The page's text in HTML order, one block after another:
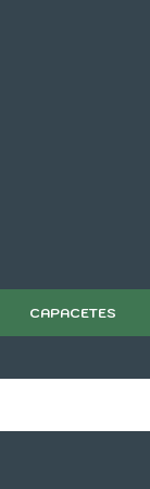
CAPACETES